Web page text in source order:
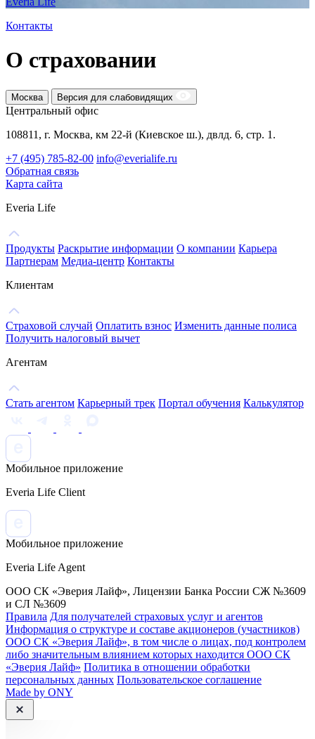
Контакты
О страховании
Москва Версия для слабовидящих
Центральный офис
108811, г. Москва, км 22-й (Киевское ш.), двлд. 6, стр. 1.
+7 (495) 785-82-00 info@everialife.ru
Обратная связь
Карта сайта
Everia Life
Продукты Раскрытие информации О компании Карьера
Партнерам Медиа-центр Контакты
Клиентам
Страховой случай Оплатить взнос Изменить данные полиса
Получить налоговый вычет
Агентам
Стать агентом Карьерный трек Портал обучения Калькулятор
Мобильное приложение
Everia Life Client
Мобильное приложение
Everia Life Agent
ООО СК «Эверия Лайф», Лицензии Банка России СЖ №3609
и СЛ №3609
Правила Для получателей страховых услуг и агентов
Информация о структуре и составе акционеров (участников)
ООО СК «Эверия Лайф», в том числе о лицах, под контролем
либо значительным влиянием которых находится ООО СК
«Эверия Лайф» Политика в отношении обработки
персональных данных Пользовательское соглашение
Made by ONY